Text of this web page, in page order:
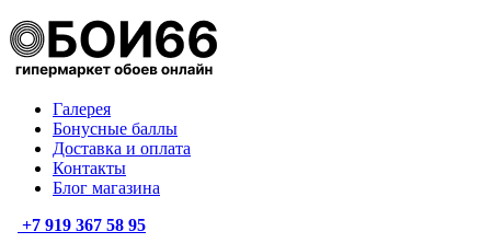
Галерея
Бонусные баллы
Доставка и оплата
Контакты
Блог магазина
+7 919 367 58 95